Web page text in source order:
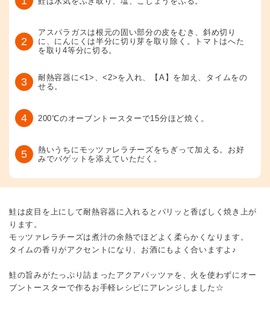
2
アスパラガスは根元の固い部分の皮をむき、斜め切り
に、にんにくは半分に切り芽を取り除く。トマトはへた
を取り4等分に切る。
3
耐熱容器に<1>、<2>を入れ、【A】を加え、タイムをの
せる。
4 200℃のオーブントースターで15分ほど焼く。
5
熱いうちにモッツァレラチーズをちぎって加える。お好
みでバゲットを添えていただく。
鮭は皮目を上にして耐熱容器に入れるとパリッと香ばしく焼き上が
ります。
モッツァレラチーズは煮汁の余熱でほどよく柔らかくなります。
タイムの香りがアクセントになり、お酒にもよく合いますよ♪
鮭の旨みがたっぷり詰まったアクアパッツァを、火を使わずにオー
ブントースターで作るお手軽レシピにアレンジしました☆